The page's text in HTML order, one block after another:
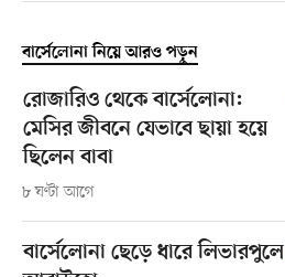
বার্সেলোনা নিয়ে আরও পড়ুন
রোজারিও থেকে বার্সেলোনা:
মেসির জীবনে যেভাবে ছায়া হয়ে
ছিলেন বাবা
৮ ঘণ্টা আগে
বার্সেলোনা ছেড়ে ধারে লিভারপুলে